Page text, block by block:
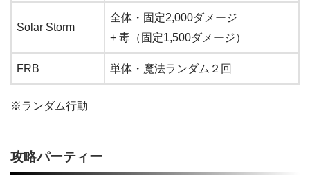
Solar Storm
全体・固定2,000ダメージ
+ 毒（固定1,500ダメージ）
FRB 単体・魔法ランダム２回
※ランダム行動
攻略パーティー